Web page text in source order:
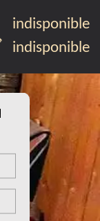
indisponible
indisponible